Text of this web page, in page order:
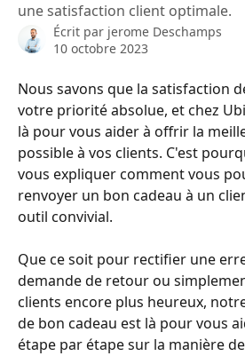
une satisfaction client optimale.
Écrit par jerome Deschamps
10 octobre 2023
Nous savons que la satisfaction
votre priorité absolue, et chez
là pour vous aider à offrir la
possible à vos clients. C'est
vous expliquer comment vous
renvoyer un bon cadeau à un
outil convivial.
Que ce soit pour rectifier une
demande de retour ou
clients encore plus heureux,
de bon cadeau est là pour vous
étape par étape sur la manière